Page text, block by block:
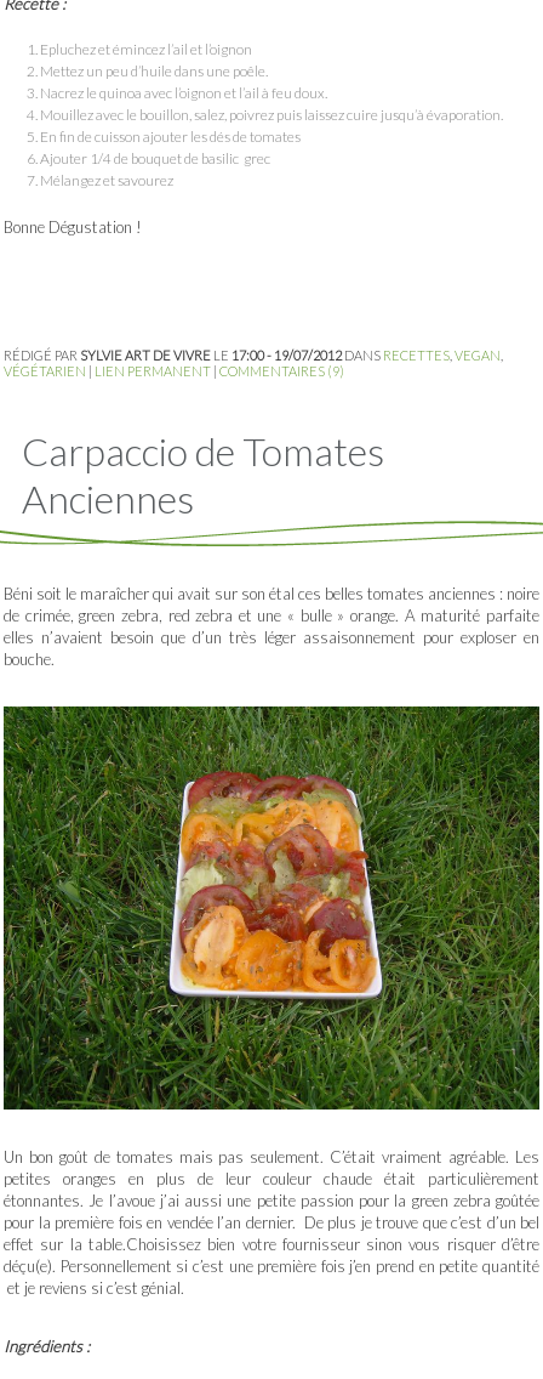
Recette :
Epluchez et émincez l’ail et l’oignon
Mettez un peu d’huile dans une poêle.
Nacrez le quinoa avec l’oignon et l’ail à feu doux.
Mouillez avec le bouillon, salez, poivrez puis laissez cuire jusqu’à évaporation.
En fin de cuisson ajouter les dés de tomates
Ajouter 1/4 de bouquet de basilic grec
Mélangez et savourez
Bonne Dégustation !
RÉDIGÉ PAR SYLVIE ART DE VIVRE LE 17:00 - 19/07/2012DANS RECETTES VEGAN
VÉGÉTARIEN
LIEN PERMANENT COMMENTAIRES (9)
Carpaccio de Tomates
Anciennes
Béni soit le maraîcher qui avait sur son étal ces belles tomates anciennes : noire
de crimée, green zebra, red zebra et une « bulle » orange. A maturité parfaite
elles n’avaient besoin que d’un très léger assaisonnement pour exploser en
bouche.
Un bon goût de tomates mais pas seulement. C’était vraiment agréable. Les
petites oranges en plus de leur couleur chaude était particulièrement
étonnantes. Je l’avoue j’ai aussi une petite passion pour la green zebra goûtée
pour la première fois en vendée l’an dernier. De plus je trouve que c’est d’un bel
effet sur la table.Choisissez bien votre fournisseur sinon vous risquer d’être
déçu(e). Personnellement si c’est une première fois j’en prend en petite quantité
et je reviens si c’est génial.
Ingrédients :